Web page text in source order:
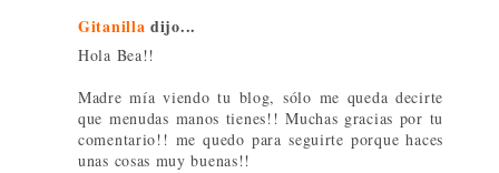
Gitanilla dijo...
Hola Bea!!
Madre mía viendo tu blog, sólo me queda decirte
que menudas manos tienes!! Muchas gracias por tu
comentario!! me quedo para seguirte porque haces
unas cosas muy buenas!!